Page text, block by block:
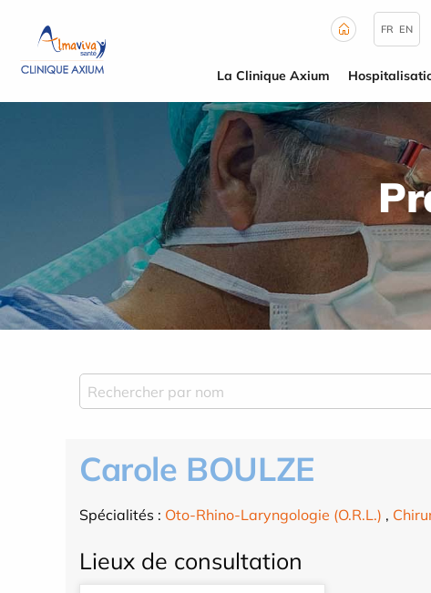
FR EN
La Clinique Axium
Carole BOULZE
Spécialités : Oto-Rhino-Laryngologie (O.R.L.) ,
Lieux de consultation